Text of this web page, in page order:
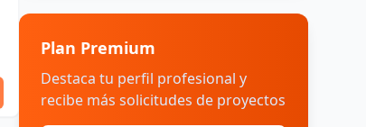
Plan Premium
Destaca tu perfil profesional y
recibe más solicitudes de proyectos